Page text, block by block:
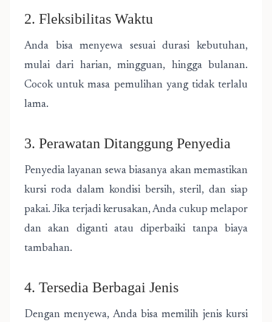
2. Fleksibilitas Waktu
Anda bisa menyewa sesuai durasi kebutuhan,
mulai dari harian, mingguan, hingga bulanan.
Cocok untuk masa pemulihan yang tidak terlalu
lama.
3. Perawatan Ditanggung Penyedia
Penyedia layanan sewa biasanya akan memastikan
kursi roda dalam kondisi bersih, steril, dan siap
pakai. Jika terjadi kerusakan, Anda cukup melapor
dan akan diganti atau diperbaiki tanpa biaya
tambahan.
4. Tersedia Berbagai Jenis
Dengan menyewa, Anda bisa memilih jenis kursi